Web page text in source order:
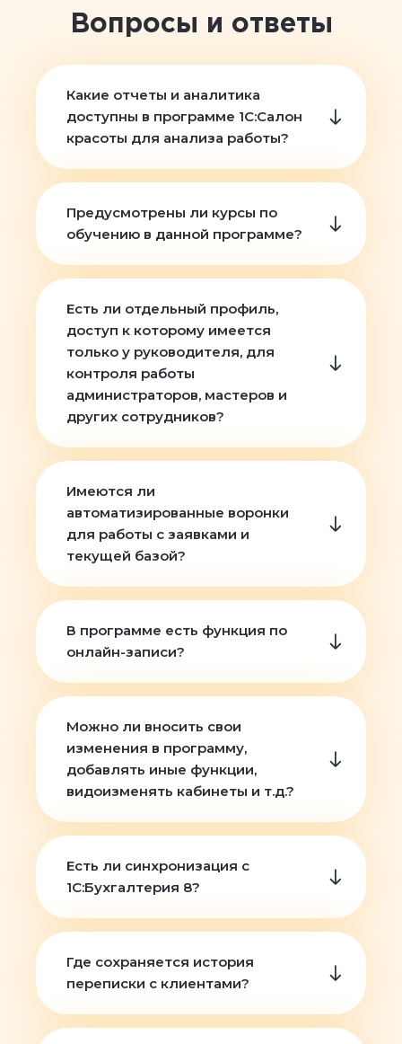
Вопросы и ответы
Какие отчеты и аналитика
доступны в программе 1С:Салон
красоты для анализа работы?
Предусмотрены ли курсы по
обучению в данной программе?
Есть ли отдельный профиль,
доступ к которому имеется
только у руководителя, для
контроля работы
администраторов, мастеров и
других сотрудников?
Имеются ли
автоматизированные воронки
для работы с заявками и
текущей базой?
В программе есть функция по
онлайн-записи?
Можно ли вносить свои
изменения в программу,
добавлять иные функции,
видоизменять кабинеты и т.д.?
Есть ли синхронизация с
1С:Бухгалтерия 8?
Где сохраняется история
переписки с клиентами?